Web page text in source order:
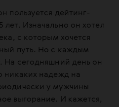
пользуется дейтинг-
Изначально он хотел
с которым хочется
путь. Но с каждым
На сегодняшний день он
никаких надежд на
у мужчины
выгорание. И кажется,